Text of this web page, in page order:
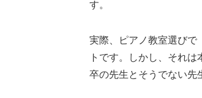
す。
実際、ピアノ教室選びで
トです。しかし、それ
卒の先生とそうでない先